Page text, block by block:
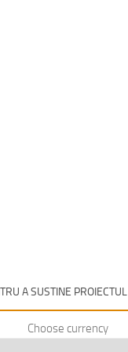
A SUSTINE
Choose currency